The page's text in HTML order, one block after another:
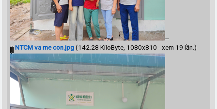
--
NTCM va me con.jpg(142.28 KiloByte, 1080x810 - xem 19 lần.)